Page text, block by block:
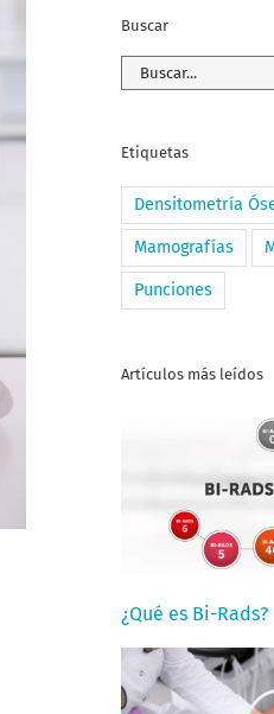
Buscar
Buscar:
Etiquetas
Densitometría
Mamografías
Punciones
Artículos más leídos
¿Qué es Bi-Rads?